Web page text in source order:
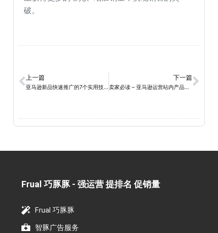
破。
上一篇
亚马逊新品快速推广的7个实用技巧揭秘！
下一篇
卖家必读 – 亚马逊运营站内产品如何提高曝光率和商品销量
Frual 巧豚豚 - 强运营 提排名 促销量​
Frual 巧豚豚
智豚广告服务